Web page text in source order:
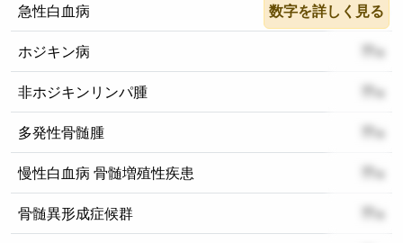
急性白血病 ??
ホジキン病 ??
非ホジキンリンパ腫 ??
多発性骨髄腫 ??
慢性白血病 骨髄増殖性疾患 ??
骨髄異形成症候群 ??
数字を詳しく見る